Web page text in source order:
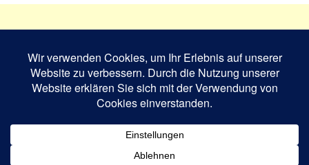
sind das Eigentum des jeweiligen Verlages bzw.
Schriftstellers und dienen nur zur
Veranschaulichung.